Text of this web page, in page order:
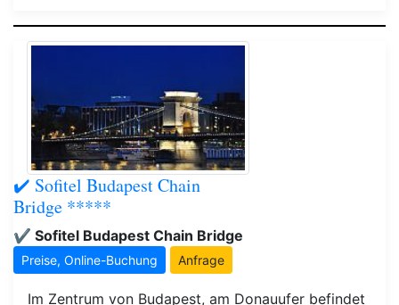
✔️ Sofitel Budapest Chain
Bridge *****
✔️ Sofitel Budapest Chain Bridge
Preise, Online-Buchung Anfrage
Im Zentrum von Budapest, am Donauufer befindet